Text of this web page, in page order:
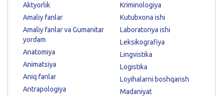
Aktyorlik
Amaliy fanlar
Amaliy fanlar va Gumanitar
yordam
Anatomiya
Animatsiya
Aniq fanlar
Antrapologiya
Kriminologiya
Kutubxona ishi
Laboratoriya ishi
Leksikografiya
Lingvistika
Logistika
Loyihalarni boshqarish
Madaniyat